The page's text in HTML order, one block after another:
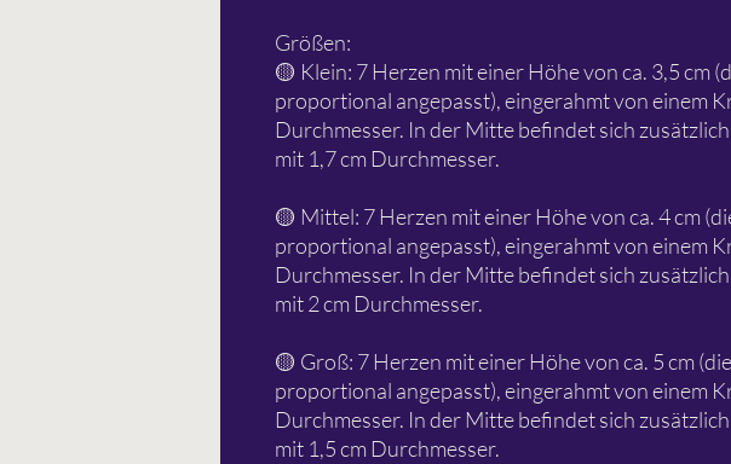
Größen:
🟡 Klein: 7 Herzen mit einer Höhe von ca. 3,5 cm
proportional angepasst), eingerahmt von einem
Durchmesser. In der Mitte befindet sich
mit 1,7 cm Durchmesser.
🟡 Mittel: 7 Herzen mit einer Höhe von ca. 4 cm
proportional angepasst), eingerahmt von einem
Durchmesser. In der Mitte befindet sich
mit 2 cm Durchmesser.
🟡 Groß: 7 Herzen mit einer Höhe von ca. 5 cm
proportional angepasst), eingerahmt von einem
Durchmesser. In der Mitte befindet sich
mit 1,5 cm Durchmesser.